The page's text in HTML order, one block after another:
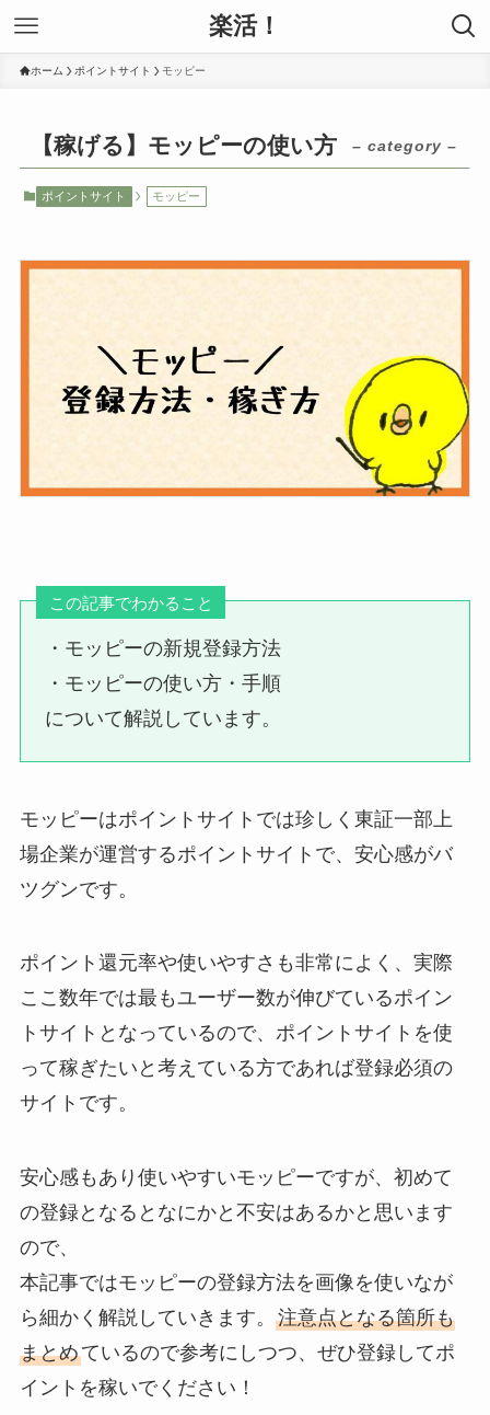
楽活！
ホーム ポイントサイト モッピー
【稼げる】モッピーの使い方 – category –
ポイントサイト モッピー
この記事でわかること
・モッピーの新規登録方法
・モッピーの使い方・手順
について解説しています。
モッピーはポイントサイトでは珍しく東証一部上
場企業が運営するポイントサイトで、安心感がバ
ツグンです。
ポイント還元率や使いやすさも非常によく、実際
ここ数年では最もユーザー数が伸びているポイン
トサイトとなっているので、ポイントサイトを使
って稼ぎたいと考えている方であれば登録必須の
サイトです。
安心感もあり使いやすいモッピーですが、初めて
の登録となるとなにかと不安はあるかと思います
ので、
本記事ではモッピーの登録方法を画像を使いなが
ら細かく解説していきます。 注意点となる箇所も
まとめているので参考にしつつ、ぜひ登録してポ
イントを稼いでください！